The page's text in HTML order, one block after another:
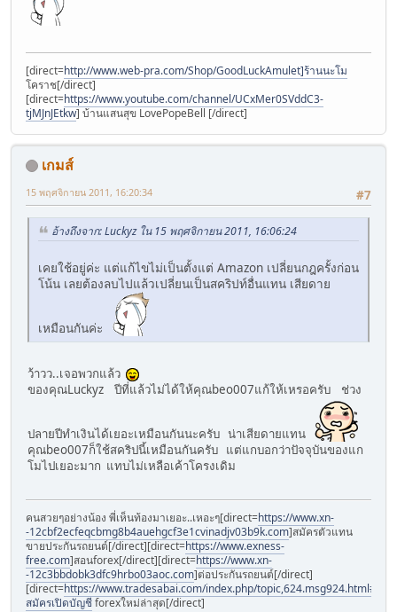
[direct=http://www.web-pra.com/Shop/GoodLuckAmulet]ร้านนะโม
โคราช[/direct]
[direct=https://www.youtube.com/channel/UCxMer0SVddC3-
tjMJnJEtkw] บ้านแสนสุข LovePopeBell [/direct]
เกมส์
#7
15 พฤศจิกายน 2011, 16:20:34
อ้างถึงจาก: Luckyz ใน 15 พฤศจิกายน 2011, 16:06:24
เคยใช้อยู่ค่ะ แต่แก้ไขไม่เป็นตั้งแต่ Amazon เปลี่ยนกฎครั้งก่อน
โน้น เลยต้องลบไปแล้วเปลี่ยนเป็นสคริปท์อื่นแทน เสียดาย
เหมือนกันค่ะ
ว้าวว..เจอพวกแล้ว
ของคุณLuckyz ปีที่แล้วไม่ได้ให้คุณbeo007แก้ให้เหรอครับ ช่วง
ปลายปีทำเงินได้เยอะเหมือนกันนะครับ น่าเสียดายแทน
คุณbeo007ก็ใช้สคริปนี้เหมือนกันครับ แต่แกบอกว่าปัจจุบันของแก
โมไปเยอะมาก แทบไม่เหลือเค้าโครงเดิม
คนสวยๆอย่างน้อง พี่เห็นท้องมาเยอะ..เหอะๆ[direct=https://www.xn-
-12cbf2ecfeqcbmg8b4auehgcf3e1cvinadjv03b9k.com]สมัครตัวแทน
ขายประกันรถยนต์[/direct][direct=https://www.exness-
free.com]สอนforex[/direct][direct=https://www.xn-
-12c3bbdobk3dfc9hrbo03aoc.com]ต่อประกันรถยนต์[/direct]
[direct=https://www.tradesabai.com/index.php/
สมัครเปิดบัญชีforexใหม่ล่าสุด[/direct]